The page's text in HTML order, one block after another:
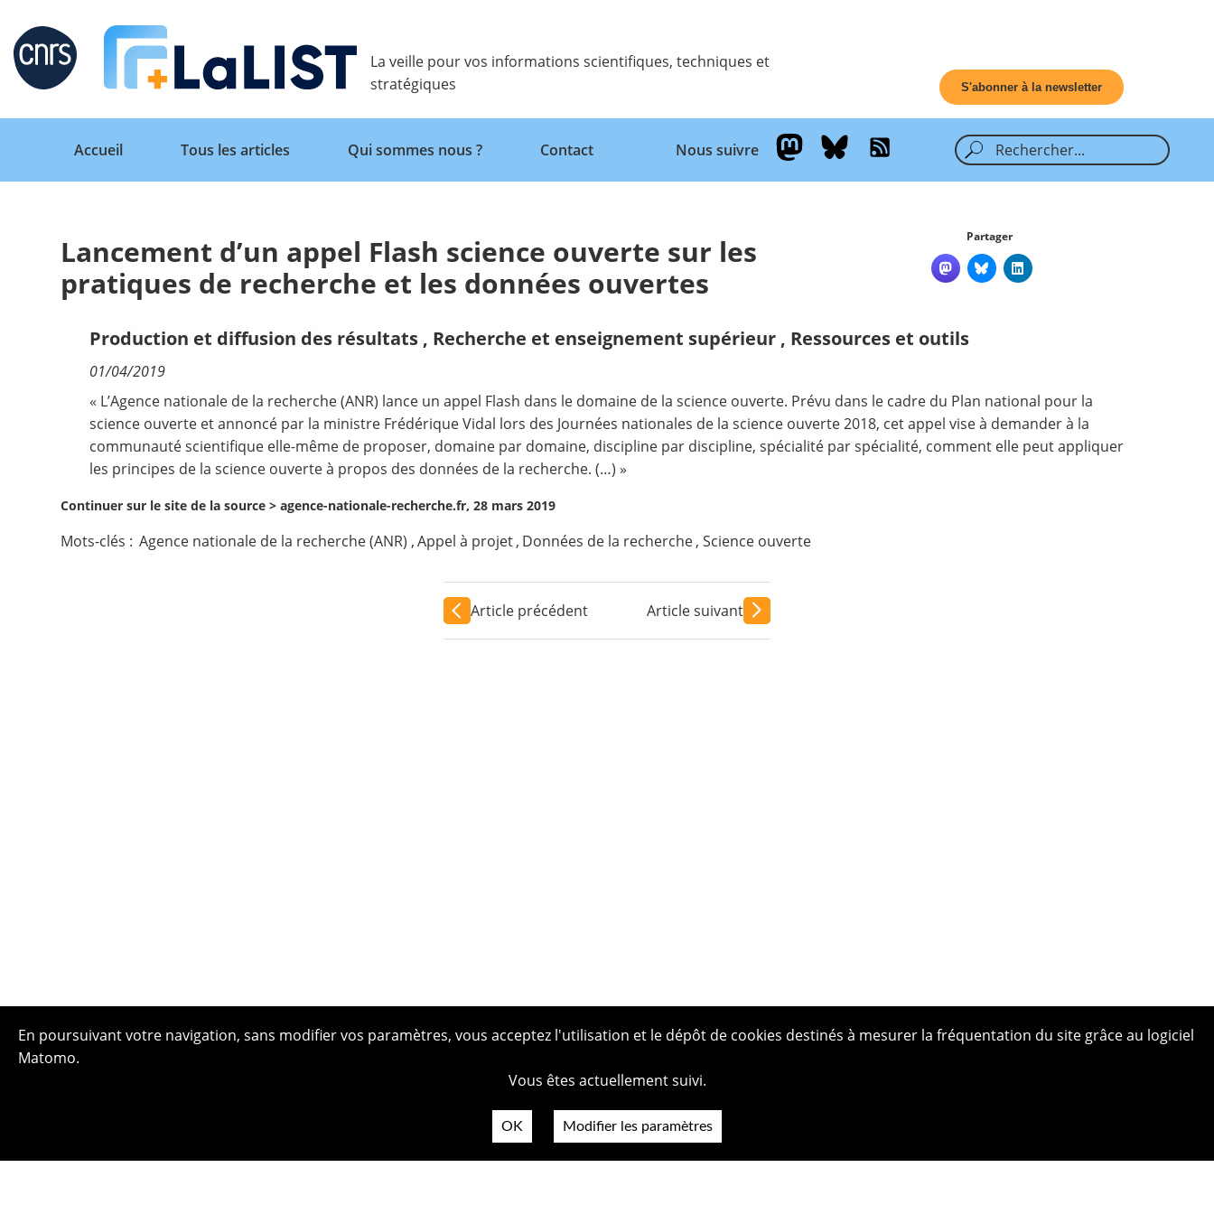
Retour
Accueil
Qui sommes nous ?
La veille pour vos informations scientifiques, techniques et
stratégiques
S'abonner à la newsletter
Retour
Accueil
Tous les articles Qui sommes nous ? Contact Nous suivre
Lancement d’un appel Flash science ouverte sur les
pratiques de recherche et les données ouvertes
Partager
Production et diffusion des résultats , Recherche et enseignement supérieur , Ressources et outils
01/04/2019
« L’Agence nationale de la recherche (ANR) lance un appel Flash dans le domaine de la science ouverte. Prévu dans le cadre du Plan national pour la
science ouverte et annoncé par la ministre Frédérique Vidal lors des Journées nationales de la science ouverte 2018, cet appel vise à demander à la
communauté scientifique elle-même de proposer, domaine par domaine, discipline par discipline, spécialité par spécialité, comment elle peut appliquer
les principes de la science ouverte à propos des données de la recherche. (…) »
Continuer sur le site de la source >agence-nationale-recherche.fr, 28 mars 2019
Mots-clés : Agence nationale de la recherche (ANR) ,Appel à projet, Données de la recherche, Science ouverte
Article précédent Article suivant
En poursuivant votre navigation, sans modifier vos paramètres, vous acceptez l'utilisation et le dépôt de cookies destinés à mesurer la fréquentation du site grâce au logiciel
Matomo.
Vous êtes actuellement suivi.
OK Modifier les paramètres